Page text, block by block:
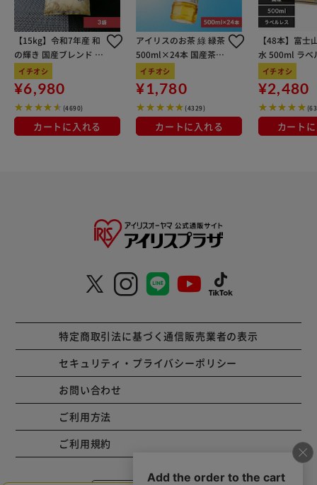
【15kg】令和7年産 和
の輝き 国産ブレンド 5
kg×3袋
イチオシ
¥6,980
(4690)
カートに入れる
アイリスのお茶 綠 緑茶
500ml×24本 国産茶葉
100％使用
イチオシ
¥1,780
(4329)
カートに入れる
【48本】富士
水 500ml ラベ
イチオシ
¥2,480
カート
特定商取引法に基づく通信販売業者の表示
セキュリティ・プライバシーポリシー
お問い合わせ
ご利用方法
ご利用規約